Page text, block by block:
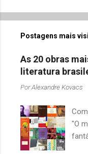
Postagens mais
As 20 obras
literatura
PorAlexandre Kovacs
"O